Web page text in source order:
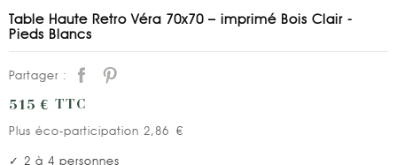
Table Haute Retro Véra 70x70 – imprimé Bois Clair -
Pieds Blancs
Partager :
515 € TTC
Plus éco-participation 2,86 €
✓ 2 à 4 personnes